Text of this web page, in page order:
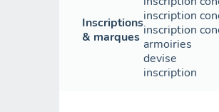
Inscriptions
& marques
inscription
inscription
armoiries
devise
inscription